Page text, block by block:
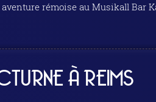
À REIMS